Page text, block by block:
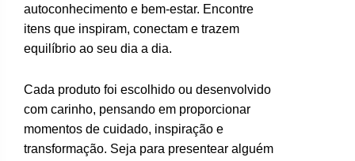
autoconhecimento e bem-estar. Encontre
itens que inspiram, conectam e trazem
equilíbrio ao seu dia a dia.
Cada produto foi escolhido ou desenvolvido
com carinho, pensando em proporcionar
momentos de cuidado, inspiração e
transformação. Seja para presentear alguém